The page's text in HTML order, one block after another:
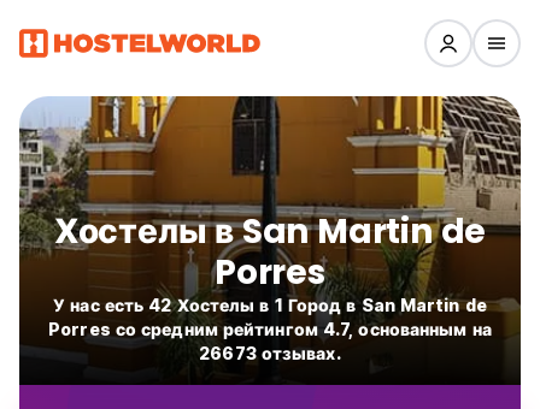
Хостелы в San Martin de
Porres
У нас есть 42 Хостелы в 1 Город в San Martin de
Porres со средним рейтингом 4.7, основанным на
26673 отзывах.